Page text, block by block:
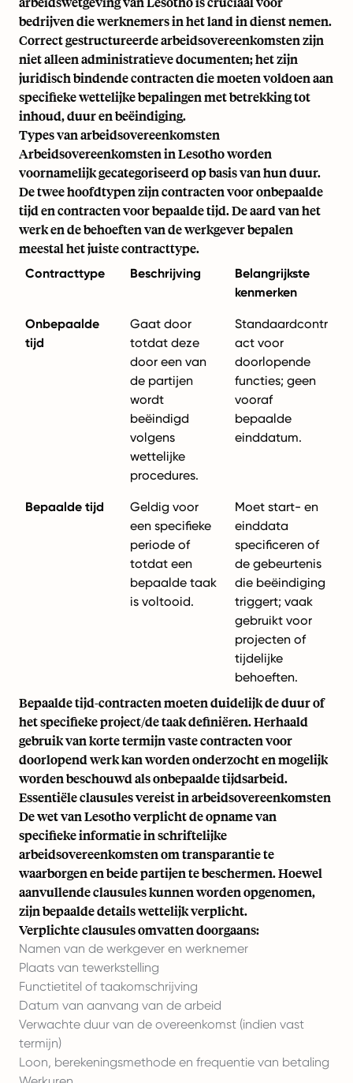
bedrijven die werknemers in het land in dienst nemen.
Correct gestructureerde arbeidsovereenkomsten zijn
niet alleen administratieve documenten; het zijn
juridisch bindende contracten die moeten voldoen aan
specifieke wettelijke bepalingen met betrekking tot
inhoud, duur en beëindiging.
Types van arbeidsovereenkomsten
Arbeidsovereenkomsten in Lesotho worden
voornamelijk gecategoriseerd op basis van hun duur.
De twee hoofdtypen zijn contracten voor onbepaalde
tijd en contracten voor bepaalde tijd. De aard van het
werk en de behoeften van de werkgever bepalen
meestal het juiste contracttype.
Contracttype Beschrijving
Belangrijkste
kenmerken
Onbepaalde
tijd
Gaat door
totdat deze
door een van
de partijen
wordt
beëindigd
volgens
wettelijke
procedures.
Standaardcontr
act voor
doorlopende
functies; geen
vooraf
bepaalde
einddatum.
Bepaalde tijd
Geldig voor
een specifieke
periode of
totdat een
bepaalde taak
is voltooid.
Moet start- en
einddata
specificeren of
de gebeurtenis
die beëindiging
triggert; vaak
gebruikt voor
projecten of
tijdelijke
behoeften.
Bepaalde tijd-contracten moeten duidelijk de duur of
het specifieke project/de taak definiëren. Herhaald
gebruik van korte termijn vaste contracten voor
doorlopend werk kan worden onderzocht en mogelijk
worden beschouwd als onbepaalde tijdsarbeid.
Essentiële clausules vereist in arbeidsovereenkomsten
De wet van Lesotho verplicht de opname van
specifieke informatie in schriftelijke
arbeidsovereenkomsten om transparantie te
waarborgen en beide partijen te beschermen. Hoewel
aanvullende clausules kunnen worden opgenomen,
zijn bepaalde details wettelijk verplicht.
Verplichte clausules omvatten doorgaans:
Namen van de werkgever en werknemer
Plaats van tewerkstelling
Functietitel of taakomschrijving
Datum van aanvang van de arbeid
Verwachte duur van de overeenkomst (indien vast
termijn)
Loon, berekeningsmethode en frequentie van betaling